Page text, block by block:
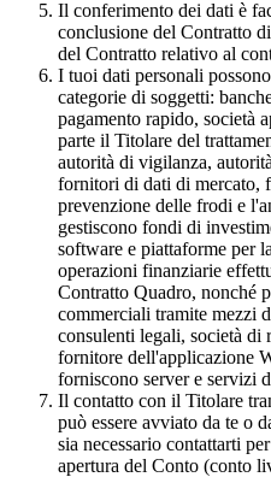
Il conferimento dei dati è
conclusione del Contratto
del Contratto relativo al
I tuoi dati personali
categorie di soggetti:
pagamento rapido, società
parte il Titolare del
autorità di vigilanza,
fornitori di dati di mercato,
prevenzione delle frodi e
gestiscono fondi di
software e piattaforme per
operazioni finanziarie
Contratto Quadro, nonché
commerciali tramite mezzi
consulenti legali, società di
fornitore dell'applicazione
forniscono server e servizi
Il contatto con il Titolare
può essere avviato da te o
sia necessario contattarti
apertura del Conto (conto